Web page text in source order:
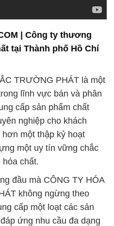
| Công ty thương
tại Thành phố Hồ Chí
TRƯỜNG PHÁT là một
lĩnh vực bán và phân
cấp sản phẩm chất
nghiệp cho khách
một thập kỷ hoạt
một uy tín vững chắc
hóa chất.
đầu mà CÔNG TY HÓA
không ngừng theo
cấp một loạt các sản
ứng nhu cầu đa dạng